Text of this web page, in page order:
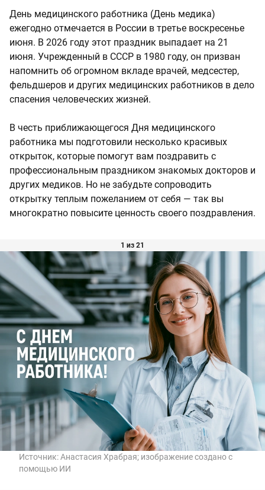
День медицинского работника (День медика)
ежегодно отмечается в России в третье воскресенье
июня. В 2026 году этот праздник выпадает на 21
июня. Учрежденный в СССР в 1980 году, он призван
напомнить об огромном вкладе врачей, медсестер,
фельдшеров и других медицинских работников в дело
спасения человеческих жизней.
В честь приближающегося Дня медицинского
работника мы подготовили несколько красивых
открыток, которые помогут вам поздравить с
профессиональным праздником знакомых докторов и
других медиков. Но не забудьте сопроводить
открытку теплым пожеланием от себя — так вы
многократно повысите ценность своего поздравления.
1 из 21
Источник:Анастасия Храбрая; изображение создано с
помощью ИИ